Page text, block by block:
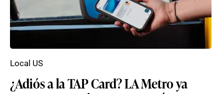
¿Adiós a la TAP Card? LA Metro ya
Local US